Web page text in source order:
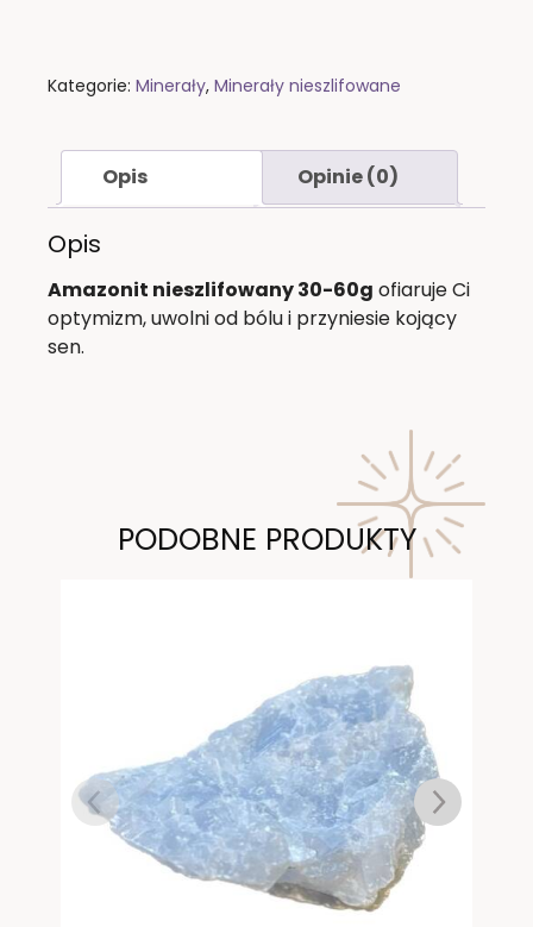
Kategorie: Minerały, Minerały nieszlifowane
Opis Opinie (0)
Opis
Amazonit nieszlifowany 30-60g ofiaruje Ci
optymizm, uwolni od bólu i przyniesie kojący
sen.
PODOBNE PRODUKTY